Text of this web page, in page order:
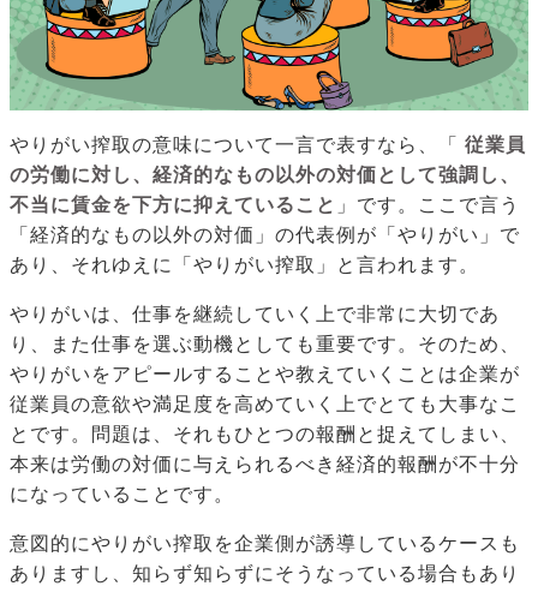
やりがい搾取の意味について一言で表すなら、「
従業員
の労働に対し、経済的なもの以外の対価として強調し、
不当に賃金を下方に抑えていること 」です。ここで言う
「経済的なもの以外の対価」の代表例が「やりがい」で
あり、それゆえに「やりがい搾取」と言われます。
やりがいは、仕事を継続していく上で非常に大切であ
り、また仕事を選ぶ動機としても重要です。そのため、
やりがいをアピールすることや教えていくことは企業が
従業員の意欲や満足度を高めていく上でとても大事なこ
とです。問題は、それもひとつの報酬と捉えてしまい、
本来は労働の対価に与えられるべき経済的報酬が不十分
になっていることです。
意図的にやりがい搾取を企業側が誘導しているケースも
ありますし、知らず知らずにそうなっている場合もあり